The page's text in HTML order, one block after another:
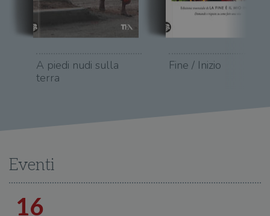
A piedi nudi sulla
terra
Fine / Inizio
Eventi
16